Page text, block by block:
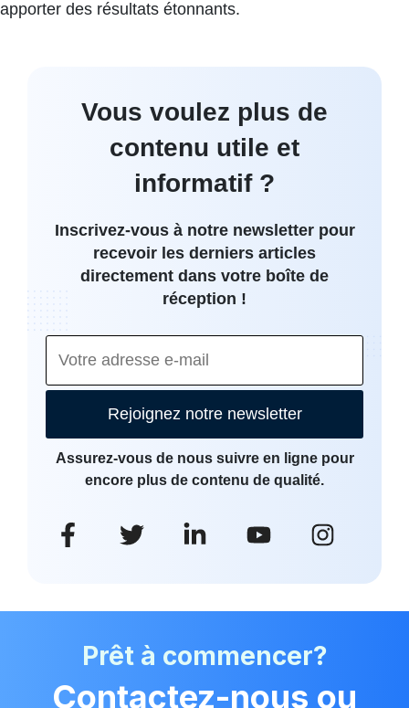
apporter des résultats étonnants.
Vous voulez plus de
contenu utile et
informatif ?
Inscrivez-vous à notre newsletter pour
recevoir les derniers articles
directement dans votre boîte de
réception !
Rejoignez notre newsletter
Assurez-vous de nous suivre en ligne pour
encore plus de contenu de qualité.
Prêt à commencer?
Contactez-nous ou